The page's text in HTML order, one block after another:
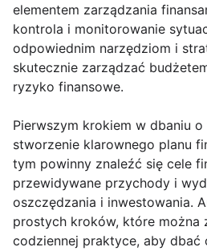
elementem zarządzania
kontrola i monitorowanie
odpowiednim narzędziom i
skutecznie zarządzać
ryzyko finansowe.
Pierwszym krokiem w dbaniu
stworzenie klarownego planu
tym powinny znaleźć się cele
przewidywane przychody i
oszczędzania i inwestowania.
prostych kroków, które można
codziennej praktyce, aby dbać